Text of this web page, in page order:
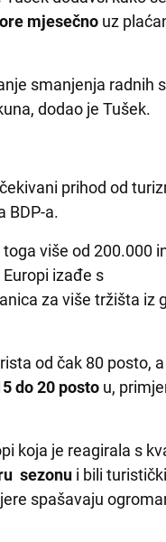
mjesečno uz
smanjenja radnih
dodao je Tušek.
prihod od
BDP-a.
toga više od 200.000
izađe s
za više tržišta iz
od čak 80 posto,
do 20 posto u,
koja je reagirala s
sezonu i bili
spašavaju